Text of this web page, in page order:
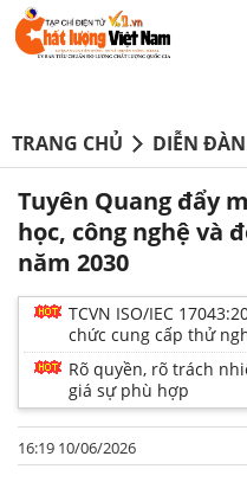
TRANG CHỦ DIỄN
Tuyên Quang đẩy
học, công nghệ và
năm 2030
TCVN ISO/IEC
chức cung cấp thử
Rõ quyền, rõ trách
giá sự phù hợp
16:19 10/06/2026